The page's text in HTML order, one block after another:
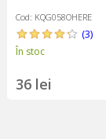
Cod: KQG058OHERE
(3)
În stoc
36 lei